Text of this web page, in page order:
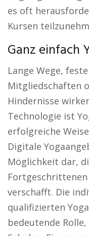
es oft
Kursen
Ganz einfach
Lange Wege,
Mitgliedschaften
Hindernisse
Technologie ist
erfolgreiche
Digitale
Möglichkeit dar,
verschafft. Die
qualifizierten
bedeutende